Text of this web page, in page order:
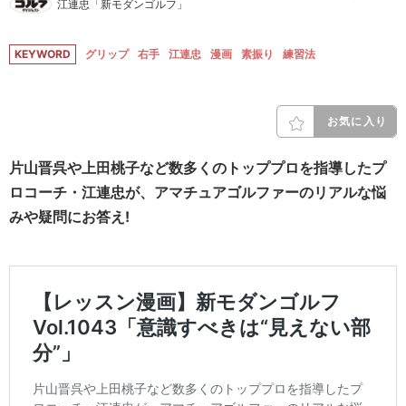
江連忠「新モダンゴルフ」
KEYWORD グリップ 右手 江連忠 漫画 素振り 練習法
お気に入り
片山晋呉や上田桃子など数多くのトッププロを指導したプ
ロコーチ・江連忠が、アマチュアゴルファーのリアルな悩
みや疑問にお答え!